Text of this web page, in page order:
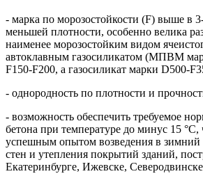
- марка по морозостойкости (F) выше в
меньшей плотности, особенно велика
наименее морозостойким видом
автоклавным газосиликатом (МПВМ
F150-F200, а газосиликат марки D500-
- однородность по плотности и
- возможность обеспечить требуемое
бетона при температуре до минус 15 °С,
успешным опытом возведения в
стен и утепления покрытий зданий,
Екатеринбурге, Ижевске,